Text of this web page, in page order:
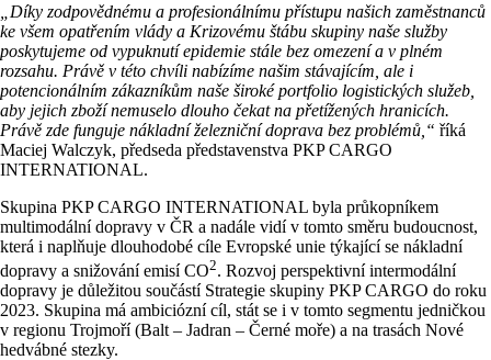
„Díky zodpovědnému a profesionálnímu přístupu našich zaměstnanců
ke všem opatřením vlády a Krizovému štábu skupiny naše služby
poskytujeme od vypuknutí epidemie stále bez omezení a v plném
rozsahu. Právě v této chvíli nabízíme našim stávajícím, ale i
potencionálním zákazníkům naše široké portfolio logistických služeb,
aby jejich zboží nemuselo dlouho čekat na přetížených hranicích.
Právě zde funguje nákladní železniční doprava bez problémů,“ říká
Maciej Walczyk, předseda představenstva PKP CARGO
INTERNATIONAL.
Skupina PKP CARGO INTERNATIONAL byla průkopníkem
multimodální dopravy v ČR a nadále vidí v tomto směru budoucnost,
která i naplňuje dlouhodobé cíle Evropské unie týkající se nákladní
dopravy a snižování emisí CO2. Rozvoj perspektivní intermodální
dopravy je důležitou součástí Strategie skupiny PKP CARGO do roku
2023. Skupina má ambiciózní cíl, stát se i v tomto segmentu jedničkou
v regionu Trojmoří (Balt – Jadran – Černé moře) a na trasách Nové
hedvábné stezky.